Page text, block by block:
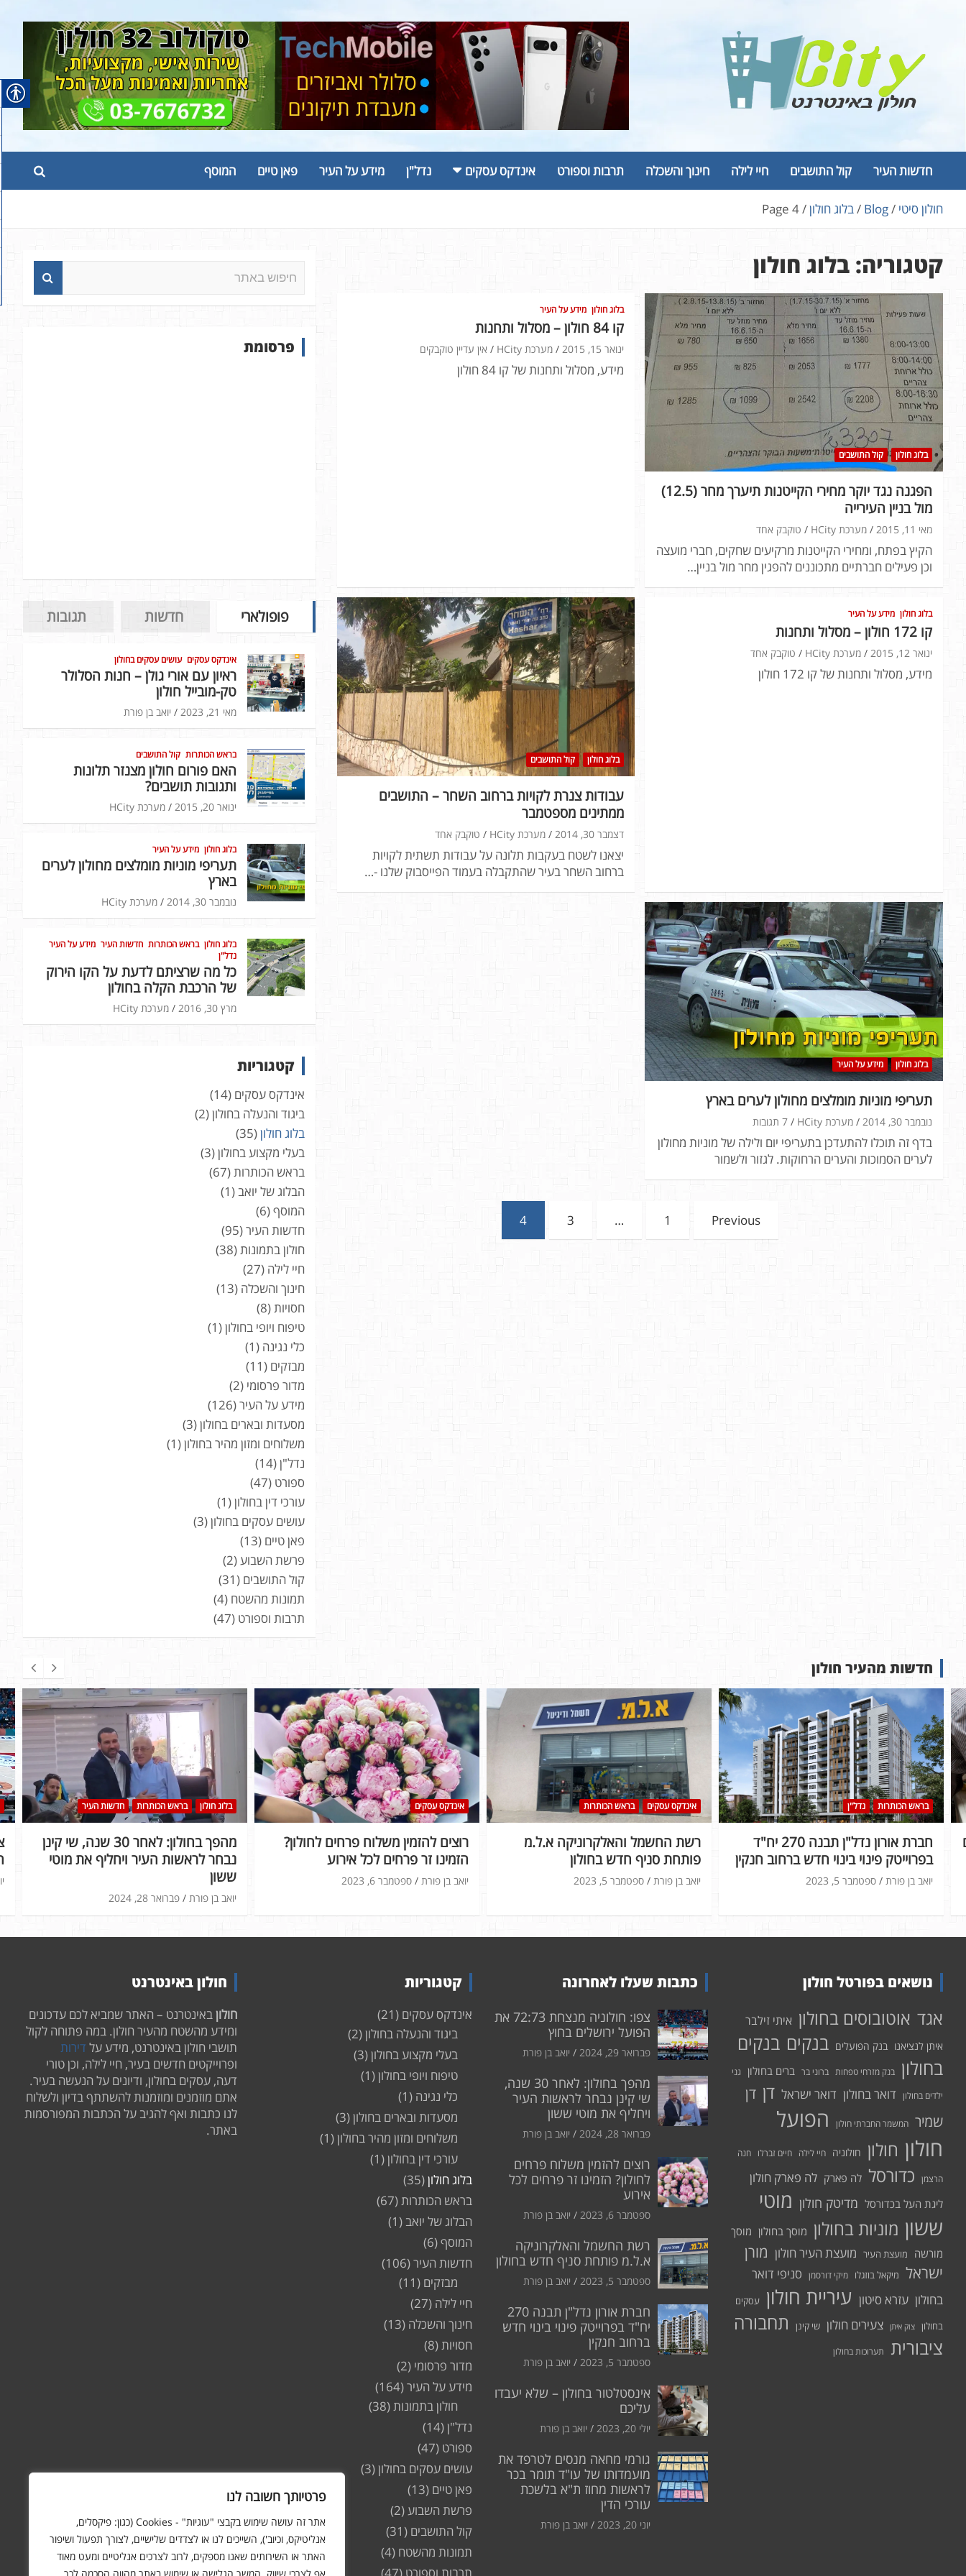
פרטיותך חשובה לנו
אתר זה עושה שימוש בקבצי "עוגיות" - Cookies (כגון: פיקסלים,
אנליטיקס, וכיוב'), השייכים לנו או לצדדים שלישיים, לצורך תפעול ושיפור
האתר או השירותים שאנו מספקים, לרוב לצרכים אנליטיים ומעט מאוד
חדשות העיר קול התושבים חיי לילה חינוך והשכלה תרבות וספורט אינדקס עסקים נדל"ן מידע על העיר פאן טיים המוסף
חולון סיטי Blog בלוג חולון Page 4
קטגוריה: בלוג חולון
בלוג חולון קול התושבים
הפגנה נגד יוקר מחירי הקייטנות תיערך מחר (12.5)
מול בניין העירייה
מאי 11, 2015 מערכת HCity טוקבק אחד
הקיץ בפתח, ומחירי הקייטנות מרקיעים שחקים, חברי מועצה
וכן פעילים חברתיים מתכוננים להפגין מחר מול בניין…
בלוג חולון מידע על העיר
קו 84 חולון – מסלול ותחנות
ינואר 15, 2015 מערכת HCity אין עדיין טוקבקים
מידע, מסלול ותחנות של קו 84 חולון
בלוג חולון מידע על העיר
קו 172 חולון – מסלול ותחנות
ינואר 12, 2015 מערכת HCity טוקבק אחד
מידע, מסלול ותחנות של קו 172 חולון
בלוג חולון קול התושבים
עבודות צנרת לקויות ברחוב השחר – התושבים
ממתינים מספטמבר
דצמבר 30, 2014 מערכת HCity טוקבק אחד
יצאנו לשטח בעקבות תלונה על עבודות תשתית לקויות
ברחוב השחר בעיר שהתקבלה בעמוד הפייסבוק שלנו -…
בלוג חולון מידע על העיר
תעריפי מוניות מומלצים מחולון לערים בארץ
נובמבר 30, 2014 מערכת HCity 7 תגובות
בדף זה תוכלו להתעדכן בתעריפי יום ולילה של מוניות מחולון
לערים הסמוכות והערים הרחוקות. לגזור ולשמור
Previous
1
…
3
4
פ
ש
פרסומת
פופולארי חדשות תגובות
אינדקס עסקים עושים עסקים בחולון
ראיון עם אורי גולן – חנות הסלולר
טק-מובייל חולון
מאי 21, 2023 יואב בן פורת
בראש הכותרות קול התושבים
האם פורום חולון מצנזר תלונות
ותגובות תושבים?
ינואר 20, 2015 מערכת HCity
בלוג חולון מידע על העיר
תעריפי מוניות מומלצים מחולון לערים
בארץ
נובמבר 30, 2014 מערכת HCity
בלוג חולון בראש הכותרות חדשות העיר מידע על העיר
נדל"ן
כל מה שרציתם לדעת על הקו הירוק
של הרכבת הקלה בחולון
מרץ 30, 2016 מערכת HCity
קטגוריות
אינדקס עסקים (14)
ביגוד והנעלה בחולון(2)
בלוג חולון(35)
בעלי מקצוע בחולון(3)
בראש הכותרות (67)
הבלוג של יואב (1)
המוסף(6)
חדשות העיר(95)
חולון בתמונות (38)
חיי לילה (27)
חינוך והשכלה (13)
חסויות (8)
טיפוח ויופי בחולון(1)
כלי נגינה (1)
מבזקים (11)
מדור פרסומי (2)
מידע על העיר(126)
מסעדות ובארים בחולון(3)
משלוחים ומזון מהיר בחולון(1)
נדל"ן(14)
ספורט (47)
עורכי דין בחולון(1)
עושים עסקים בחולון(3)
פאן טיים (13)
פרשת השבוע (2)
קול התושבים (31)
תמונות מהשטח (4)
תרבות וספורט (47)
חדשות מהעיר חולון
בלוג חולון בראש הכותרות חדשות העיר
מהפך בחולון: לאחר 30 שנה, שי קינן
נבחר לראשות העיר ויחליף את מוטי
ששון
פברואר 28, 2024 יואב בן פורת
אינדקס עסקים
רוצים להזמין משלוח פרחים לחולון?
הזמינו זר פרחים לכל אירוע
ספטמבר 6, 2023 יואב בן פורת
אינדקס עסקים בראש הכותרות
רשת החשמל והאלקרוניקה א.ל.מ
פותחת סניף חדש בחולון
ספטמבר 5, 2023 יואב בן פורת
בראש הכותרות נדל"ן
חברת אורון נדל"ן תבנה 270 יח"ד
בפרוייטק פינוי בינוי חדש ברחוב חנקין
ספטמבר 5, 2023 יואב בן פורת
נושאים בפורטל חולון
אגד אוטובוסים בחולון איתי זילבר
איתן לנציאנו בנק הפועלים בנקים בנקים
בחולון בנק מזרחי טפחות ברוני בר ברים בחולון גני
ילדים בחולון דואר בחולון דואר ישראל דן דן
שמיר המשמר החברתי חולון
הפועל
חולון חולון חולוניה חיי לילה חיים זברלו חנה
הרצמן כדורסל לה פארק לה פארק חולון
ליגת העל בכדורסל מדיטק חולון מוטי
ששון מוניות בחולון מוסך בחולון מוסך
מורשה
מועצת העיר מועצת העיר חולון מורן
ישראל מיקאל בוזגלו מיקי דורסמן סניפי דואר
בחולון עזרא סיטון עיריית חולון עסקים
בחולון
צוק איתן צעירים חולון שי קינן
תחבורה
ציבורית
תערוכות בחולון
כתבות שעלו לאחרונה
צפו: חולוניה מנצחת 72:73 את
הפועל ירושלים בחוץ
פברואר 29, 2024 יואב בן פורת
מהפך בחולון: לאחר 30 שנה,
שי קינן נבחר לראשות העיר
ויחליף את מוטי ששון
פברואר 28, 2024 יואב בן פורת
רוצים להזמין משלוח פרחים
לחולון? הזמינו זר פרחים לכל
אירוע
ספטמבר 6, 2023 יואב בן פורת
רשת החשמל והאלקרוניקה
א.ל.מ פותחת סניף חדש בחולון
ספטמבר 5, 2023 יואב בן פורת
חברת אורון נדל"ן תבנה 270
יח"ד בפרוייטק פינוי בינוי חדש
ברחוב חנקין
ספטמבר 5, 2023 יואב בן פורת
אינסטלטור בחולון – שלא יעבדו
עליכם
יולי 20, 2023 יואב בן פורת
גורמי מחאה מנסים לטרפד את
מועמדותו של עו"ד תומר בכר
לראשות מחוז ת"א בלשכת
עורכי הדין
יוני 20, 2023 יואב בן פורת
קטגוריות
אינדקס עסקים (21)
ביגוד והנעלה בחולון(2)
בעלי מקצוע בחולון(3)
טיפוח ויופי בחולון(1)
כלי נגינה (1)
מסעדות ובארים בחולון(3)
משלוחים ומזון מהיר בחולון(1)
עורכי דין בחולון(1)
בלוג חולון(35)
בראש הכותרות(67)
הבלוג של יואב (1)
המוסף(6)
חדשות העיר(106)
מבזקים (11)
חיי לילה (27)
חינוך והשכלה (13)
חסויות(8)
מדור פרסומי (2)
מידע על העיר(164)
חולון בתמונות(38)
נדל"ן(14)
ספורט (47)
עושים עסקים בחולון(3)
פאן טיים (13)
פרשת השבוע(2)
קול התושבים (31)
תמונות מהשטח (4)
חולון באינטרנט
חולוןבאינטרנט – האתר שמביא לכם עדכונים
ומידע מהשטח מהעיר חולון. במה פתוחה לקול
תושבי חולון באינטרנט, מידע על דירות
ופרוייקטים חדשים בעיר, חיי לילה, וכן טורי
דעה, עסקים בחולון, ודיונים על הנעשה בעיר.
אתם מוזמנים ומוזמנות להשתתף בדיון ולשלוח
לנו כתבות ואף להגיב על הכתבות המפורסמות
באתר.